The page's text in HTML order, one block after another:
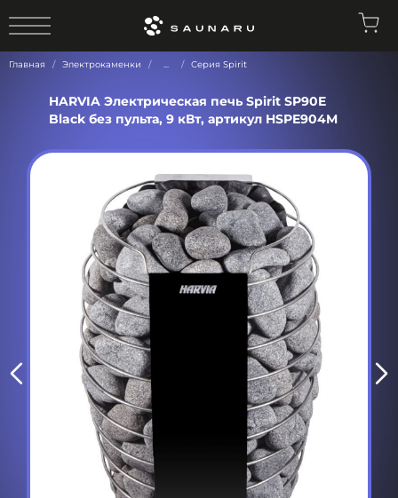
Главная Электрокаменки ... Серия Spirit
HARVIA Электрическая печь Spirit SP90E
Black без пульта, 9 кВт, артикул HSPE904M